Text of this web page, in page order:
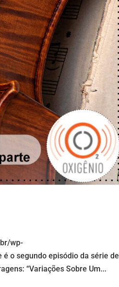
wp-
o segundo episódio da série de
“Variações Sobre Um...